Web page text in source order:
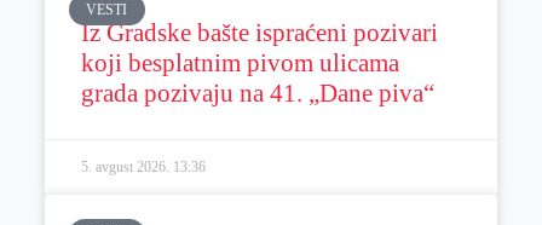
VESTI
Iz Gradske bašte ispraćeni pozivari
koji besplatnim pivom ulicama
grada pozivaju na 41. „Dane piva“
5. avgust 2026. 13:36